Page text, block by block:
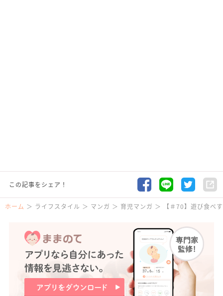
この記事をシェア！
ホーム ライフスタイル マンガ 育児マンガ 【＃70】遊び食べ